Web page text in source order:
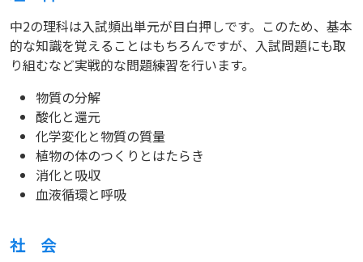
中2の理科は入試頻出単元が目白押しです。このため、基本
的な知識を覚えることはもちろんですが、入試問題にも取
り組むなど実戦的な問題練習を行います。
物質の分解
酸化と還元
化学変化と物質の質量
植物の体のつくりとはたらき
消化と吸収
血液循環と呼吸
社 会